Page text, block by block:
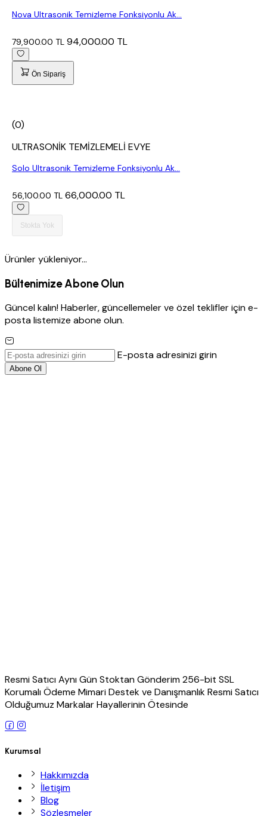
Nova Ultrasonik Temizleme Fonksiyonlu Ak...
79,900.00 TL 94,000.00 TL
Ön Sipariş
(0)
ULTRASONİK TEMİZLEMELİ EVYE
Solo Ultrasonik Temizleme Fonksiyonlu Ak...
56,100.00 TL 66,000.00 TL
Stokta Yok
Ürünler yükleniyor...
Bültenimize Abone Olun
Güncel kalın! Haberler, güncellemeler ve özel teklifler için e-
posta listemize abone olun.
E-posta adresinizi girin
Abone Ol
Resmi Satıcı Aynı Gün Stoktan Gönderim 256-bit SSL
Korumalı Ödeme Mimari Destek ve Danışmanlık Resmi Satıcı
Olduğumuz Markalar Hayallerinin Ötesinde
Kurumsal
Hakkımızda
İletişim
Blog
Sözleşmeler